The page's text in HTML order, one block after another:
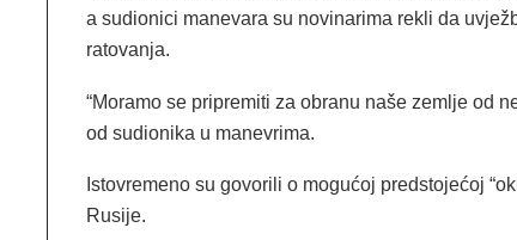
a sudionici manevara su novinarima rekli da
ratovanja.
“Moramo se pripremiti za obranu naše zemlje od
od sudionika u manevrima.
Istovremeno su govorili o mogućoj predstojećoj
Rusije.